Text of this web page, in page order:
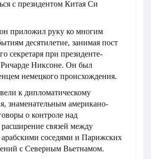
с президентом Китая Си
приложил руку ко многим
десятилетие, занимая пост
секретаря при президенте-
Ричарде Никсоне. Он был
немецкого происхождения.
к дипломатическому
знаменательным американо-
о контроле над
связей между
соседями и Парижских
с Северным Вьетнамом.